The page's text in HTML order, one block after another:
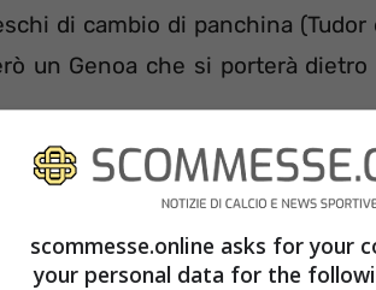
di cambio di panchina (Tudor
un Genoa che si porterà dietro
scommesse.online asks for your
your personal data for the